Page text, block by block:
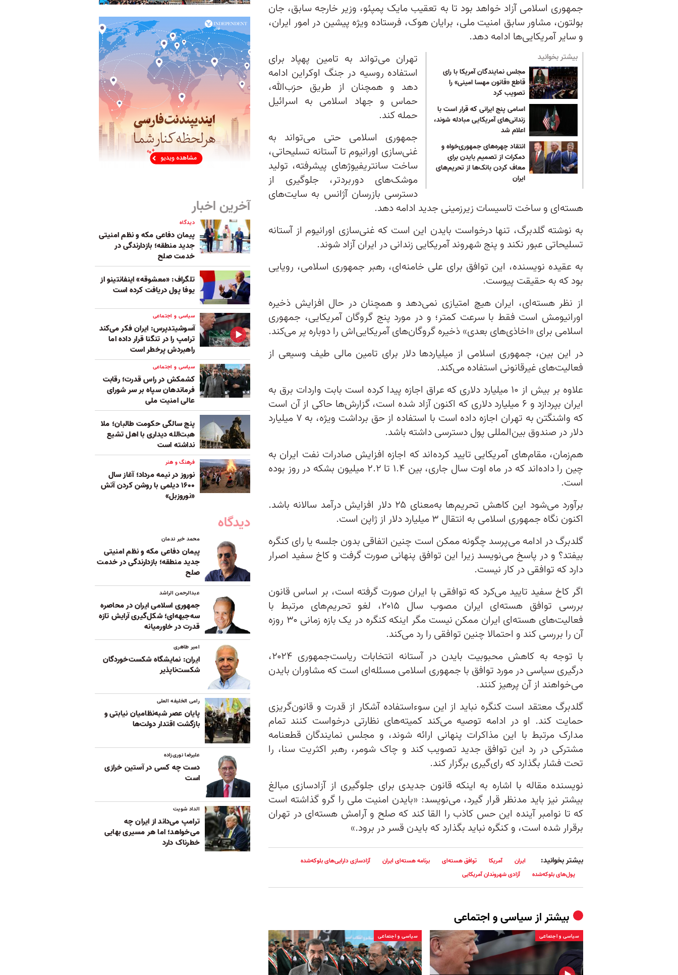
جمهوری اسلامی آزاد خواهد بود تا به تعقیب مایک پمپئو، وزیر خارجه سابق، جان
بولتون، مشاور سابق امنیت ملی، برایان هوک، فرستاده ویژه پیشین در امور ایران،
و سایر آمریکایی‌ها ادامه دهد.
بیشتر بخوانید
مجلس نمایندگان آمریکا با رای
قاطع «قانون مهسا امینی» را
تصویب کرد
اسامی پنج ایرانی که قرار است با
زندانی‌های آمریکایی مبادله شوند،
اعلام شد
انتقاد چهره‌های جمهوری‌خواه و
دمکرات از تصمیم بایدن برای
معاف کردن بانک‌ها از تحریم‌های
ایران
تهران می‌‌تواند به تامین پهپاد برای
استفاده روسیه در جنگ اوکراین ادامه
دهد و همچنان از طریق حزب‌الله،
حماس و جهاد اسلامی به اسرائیل
حمله کند.
جمهوری اسلامی حتی می‌تواند به
غنی‌سازی اورانیوم تا آستانه تسلیحاتی،
ساخت سانتریفیوژهای پیشرفته، تولید
موشک‌های دوربردتر، جلوگیری از
دسترسی بازرسان آژانس به سایت‌های
هسته‌ای و ساخت تاسیسات زیرزمینی جدید ادامه دهد.
به نوشته گلدبرگ، تنها درخواست بایدن این است که غنی‌سازی اورانیوم از آستانه
تسلیحاتی عبور نکند و پنج شهروند آمریکایی زندانی در ایران آزاد شوند.
به عقیده نویسنده، این توافق برای علی خامنه‌ای، رهبر جمهوری اسلامی، رویایی
بود که به حقیقت پیوست.
از نظر هسته‌ای، ایران هیچ امتیازی نمی‌دهد و همچنان در حال افزایش ذخیره
اورانیومش است فقط با سرعت کمتر؛ و در مورد پنج گروگان آمریکایی، جمهوری
اسلامی برای «اخاذی‌های بعدی» ذخیره گروگان‌های آمریکایی‌اش را دوباره پر می‌کند.
در این بین، جمهوری اسلامی از میلیاردها دلار برای تامین مالی طیف وسیعی از
فعالیت‌های غیرقانونی استفاده می‌کند.
علاوه بر بیش از ۱۰ میلیارد دلاری که عراق اجازه پیدا کرده است بابت واردات برق به
ایران بپردازد و ۶ میلیارد دلاری که اکنون آزاد شده است، گزارش‌ها حاکی از آن است
که واشنگتن به تهران اجازه داده است با استفاده از حق برداشت ویژه، به ۷ میلیارد
دلار در صندوق بین‌المللی پول دسترسی داشته باشد.
هم‌زمان، مقام‌های آمریکایی تایید کرده‌اند که اجازه افزایش صادرات نفت ایران به
چین را داده‌اند که در ماه اوت سال جاری، بین ۱.۴ تا ۲.۲ میلیون بشکه در روز بوده
است.
برآورد می‌شود این کاهش تحریم‌ها به‌معنای ۲۵ دلار افزایش درآمد سالانه باشد.
اکنون نگاه جمهوری اسلامی به انتقال ۳ میلیارد دلار از ژاپن است.
گلدبرگ در ادامه می‌پرسد چگونه ممکن است چنین اتفاقی بدون جلسه یا رای‌ کنگره
بیفتد؟ و در پاسخ می‌نویسد زیرا این توافق پنهانی صورت گرفت و کاخ سفید اصرار
دارد که توافقی در کار نیست.
اگر کاخ سفید تایید می‌کرد که توافقی با ایران صورت گرفته است، بر اساس قانون
بررسی توافق هسته‌ای ایران مصوب سال ۲۰۱۵، لغو تحریم‌های مرتبط با
فعالیت‌های هسته‌ای ایران ممکن نیست مگر اینکه کنگره در یک بازه زمانی ۳۰ روزه
آن را بررسی کند و احتمالا چنین توافقی را رد می‌کند.
با توجه به کاهش محبوبیت بایدن در آستانه انتخابات ریاست‌جمهوری ۲۰۲۴،
درگیری سیاسی در مورد توافق با جمهوری اسلامی مسئله‌ای است که مشاوران بایدن
می‌خواهند از آن پرهیز کنند.
گلدبرگ معتقد است کنگره نباید از این سوءاستفاده آشکار از قدرت و قانون‌گریزی
حمایت کند. او در ادامه توصیه می‌کند کمیته‌های نظارتی درخواست کنند تمام
مدارک مرتبط با این مذاکرات پنهانی ارائه شوند، و مجلس نمایندگان قطعنامه
مشترکی در رد این توافق جدید تصویب کند و چاک شومر، رهبر اکثریت سنا، را
تحت فشار بگذارد که رای‌گیری برگزار کند.
نویسنده مقاله با اشاره به اینکه قانون جدیدی برای جلوگیری از آزادسازی مبالغ
بیشتر نیز باید مدنظر قرار گیرد، می‌نویسد: «بایدن امنیت ملی را گرو گذاشته است
که تا نوامبر آینده این حس کاذب را القا کند که صلح و آرامش هسته‌ای در تهران
برقرار شده است، و کنگره نباید بگذارد که بایدن قسر در برود.»
بیشتر بخوانید: ایران آمریکا توافق هسته‌ای برنامه هسته‌ای ایران
آزادسازی دارایی‌های بلوکه‌شده
پول‌های بلوکه‌شده
آزادی شهروندان آمریکایی
بیشتر ازسیاسی و اجتماعی
سیاسی و اجتماعی سیاسی و اجتماعی
آخرین اخبار
دیدگاه
پیمان دفاعی مکه و نظم امنیتی
جدید منطقه؛ بازدارندگی در
خدمت صلح
تلگراف: «معشوقه» اینفانتینو از
یوفا پول دریافت کرده است
سیاسی و اجتماعی
آسوشیتدپرس: ایران فکر می‌کند
ترامپ را در تنگنا قرار داده‌ اما
راهبردش پرخطر است
سیاسی و اجتماعی
کشمکش در راس قدرت؛ رقابت
فرماندهان سپاه بر سر شورای
عالی امنیت ملی
پنج‌ سالگی حکومت طالبان؛ ملا
هبت‌الله دیداری با اهل تشیع
نداشته است
فرهنگ و هنر
نوروز در نیمه مرداد؛ آغاز سال
۱۶۰۰ دیلمی با روشن کردن آتش
«نوروزبل»
دیدگاه
محمد خیر ندمان
پیمان دفاعی مکه و نظم امنیتی
جدید منطقه؛ بازدارندگی در خدمت
صلح
عبدالرحمن الراشد
جمهوری اسلامی ایران در محاصره
سه‌جبهه‌ای؛ شکل‌گیری آرایش تازه
قدرت در خاورمیانه
امیر طاهری
ایران: نمایشگاه شکست‌خوردگان
شکست‌ناپذیر
رامی الخلیفه العلی
پایان عصر شبه‌نظامیان نیابتی و
بازگشت اقتدار دولت‌ها
علیرضا نوری‌زاده
دست چه کسی در آستین خرازی
است
الداد شویت
ترامپ می‌داند از ایران چه
می‌خواهد؛ اما هر مسیری بهایی
خطرناک دارد